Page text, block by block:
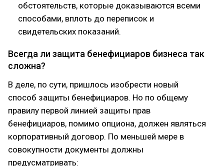
обстоятельств, которые доказываются всеми
способами, вплоть до переписок и
свидетельских показаний.
Всегда ли защита бенефициаров бизнеса так
сложна?
В деле, по сути, пришлось изобрести новый
способ защиты бенефициаров. Но по общему
правилу первой линией защиты прав
бенефициаров, помимо опциона, должен являться
корпоративный договор. По меньшей мере в
совокупности документы должны
предусматривать: